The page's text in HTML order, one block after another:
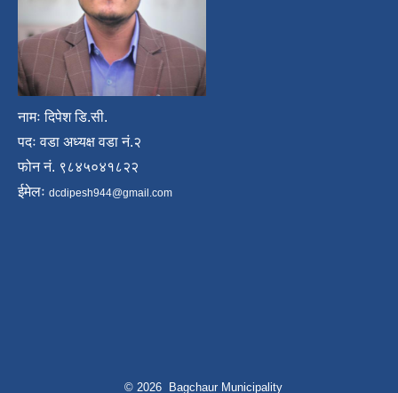
नामः दिपेश डि.सी.
पदः वडा अध्यक्ष वडा नं.२
फोन नं. ९८४५०४१८२२
ईमेलः dcdipesh944@gmail.com
© 2026 Bagchaur Municipality